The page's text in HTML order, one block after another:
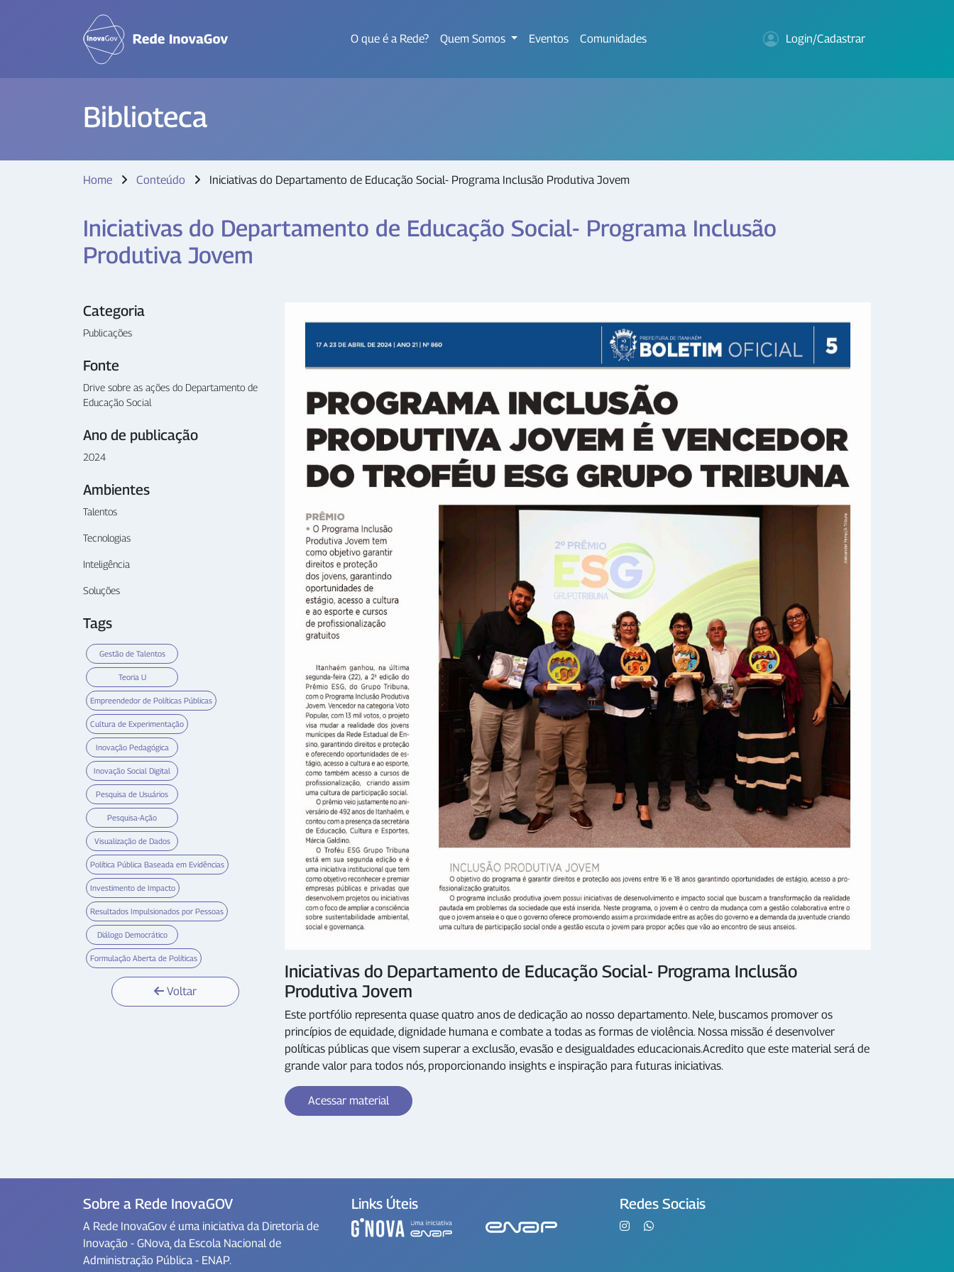
O que é a Rede? Quem Somos Eventos Comunidades Login/Cadastrar
Biblioteca
Home Conteúdo Iniciativas do Departamento de Educação Social- Programa Inclusão Produtiva Jovem
Iniciativas do Departamento de Educação Social- Programa Inclusão
Produtiva Jovem
Categoria
Publicações
Fonte
Drive sobre as ações do Departamento de
Educação Social
Ano de publicação
2024
Ambientes
Talentos
Tecnologias
Inteligência
Soluções
Tags
Gestão de Talentos
Teoria U
Empreendedor de Políticas Públicas
Cultura de Experimentação
Inovação Pedagógica
Inovação Social Digital
Pesquisa de Usuários
Pesquisa-Ação
Visualização de Dados
Política Pública Baseada em Evidências
Investimento de Impacto
Resultados Impulsionados por Pessoas
Diálogo Democrático
Formulação Aberta de Políticas
Voltar
Iniciativas do Departamento de Educação Social- Programa Inclusão
Produtiva Jovem
Este portfólio representa quase quatro anos de dedicação ao nosso departamento. Nele, buscamos promover os
princípios de equidade, dignidade humana e combate a todas as formas de violência. Nossa missão é desenvolver
políticas públicas que visem superar a exclusão, evasão e desigualdades educacionais.Acredito que este material será de
grande valor para todos nós, proporcionando insights e inspiração para futuras iniciativas.
Acessar material
Sobre a Rede InovaGOV
A Rede InovaGov é uma iniciativa da Diretoria de
Inovação - GNova, da Escola Nacional de
Administração Pública - ENAP.
Links Úteis Redes Sociais